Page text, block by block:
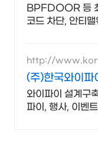
능과 안정성이
BPFDOOR 등
코드 차단, 안티
http://
(주)한국와이파
급공사, 건설공
와이파이 설계구
파이, 행사, 이벤